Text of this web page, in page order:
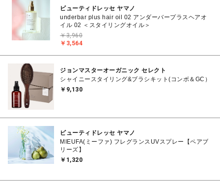
ビューティドレッセ ヤマノ
underbar plus hair oil 02 アンダーバープラスヘアオ
イル 02 ＜スタイリングオイル＞
￥3,564
￥3,960
ジョンマスターオーガニック セレクト
シャイニースタイリング&ブラシキット(コンボ＆GC）
￥9,130
ビューティドレッセ ヤマノ
MIEUFA(ミーファ) フレグランスUVスプレー【ペアブ
リーズ】
￥1,320